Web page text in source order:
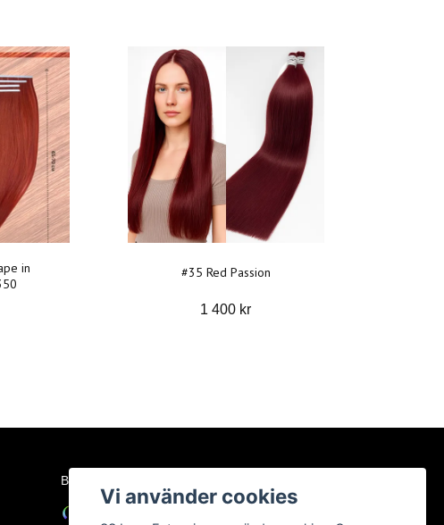
in
#35 Red Passion
1 400 kr
BETALSÄTT
Vi använder cookies